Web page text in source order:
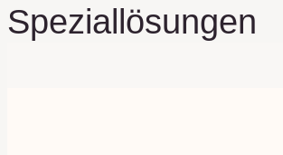
Speziallösungen